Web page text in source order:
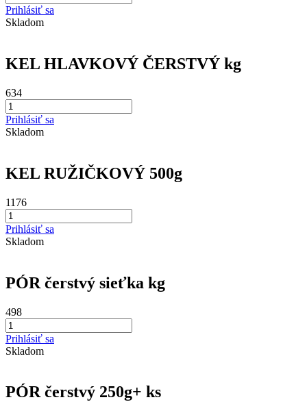
Prihlásiť sa
Skladom
KEL HLAVKOVÝ ČERSTVÝ kg
634
Prihlásiť sa
Skladom
KEL RUŽIČKOVÝ 500g
1176
Prihlásiť sa
Skladom
PÓR čerstvý sieťka kg
498
Prihlásiť sa
Skladom
PÓR čerstvý 250g+ ks